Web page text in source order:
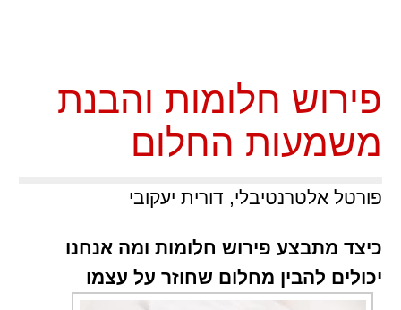
פירוש חלומות והבנת
משמעות החלום
פורטל אלטרנטיבלי, דורית יעקובי
כיצד מתבצע פירוש חלומות ומה אנחנו
יכולים להבין מחלום שחוזר על עצמו